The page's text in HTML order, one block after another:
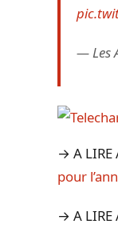
— Les
→ A LIRE
pour
→ A LIRE